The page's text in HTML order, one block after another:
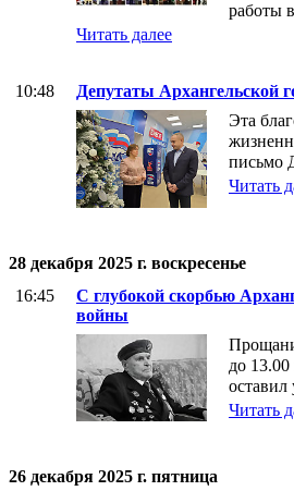
работы
Читать далее
10:48
Депутаты Архангельской
Эта
письмо
Читать
28 декабря 2025 г. воскресенье
16:45
С глубокой скорбью
войны
до
Читать
26 декабря 2025 г. пятница